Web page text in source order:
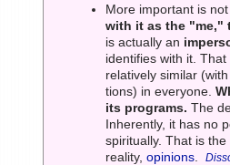
More important is
with it as the "me,"
is actually an
identifies with it.
relatively similar
tions) in everyone.
its programs. The
Inherently, it has no
spiritually. That is
reality,opinions